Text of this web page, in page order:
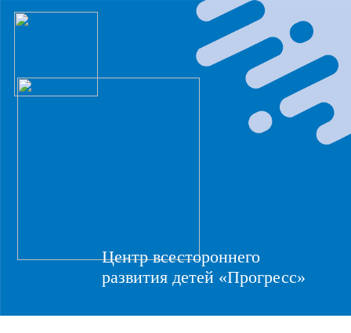
Центр всестороннего
развития детей «Прогресс»